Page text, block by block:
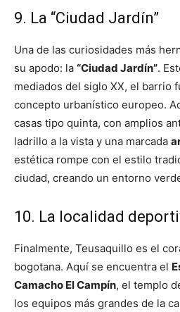
9. La “Ciudad Jardín”
Una de las curiosidades más
su apodo: la “Ciudad Jardín”.
mediados del siglo XX, el barrio
concepto urbanístico europeo.
casas tipo quinta, con amplios
ladrillo a la vista y una marcada
estética rompe con el estilo
ciudad, creando un entorno
10. La localidad
Finalmente, Teusaquillo es el
bogotana. Aquí se encuentra el
Camacho El Campín, el templo
los equipos más grandes de la